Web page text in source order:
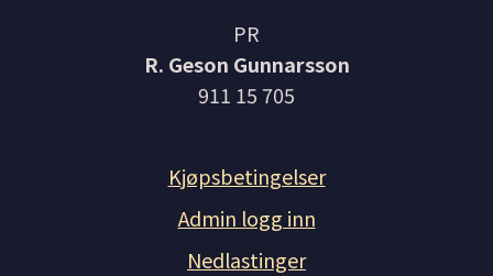
PR
R. Geson Gunnarsson
911 15 705
Kjøpsbetingelser
Admin logg inn
Nedlastinger